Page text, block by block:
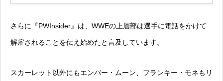
さらに『PWInsider』は、WWEの上層部は選手に電話をかけて
解雇されることを伝え始めたと言及しています。
スカーレット以外にもエンバー・ムーン、フランキー・モネもリ